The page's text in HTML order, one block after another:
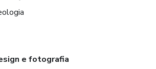
e fotografia